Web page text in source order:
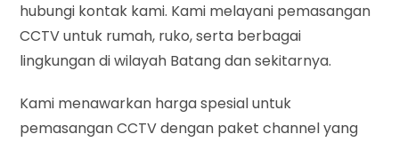
hubungi kontak kami. Kami melayani pemasangan
CCTV untuk rumah, ruko, serta berbagai
lingkungan di wilayah Batang dan sekitarnya.
Kami menawarkan harga spesial untuk
pemasangan CCTV dengan paket channel yang